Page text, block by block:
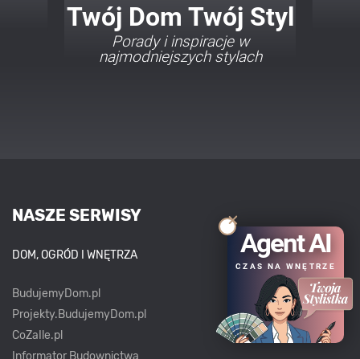
Twój Dom Twój Styl
Porady i inspiracje w
najmodniejszych stylach
NASZE SERWISY
DOM, OGRÓD I WNĘTRZA
BudujemyDom.pl
Projekty.BudujemyDom.pl
CoZaIle.pl
Informator Budownictwa
Agent AI
CZAS NA WNĘTRZE